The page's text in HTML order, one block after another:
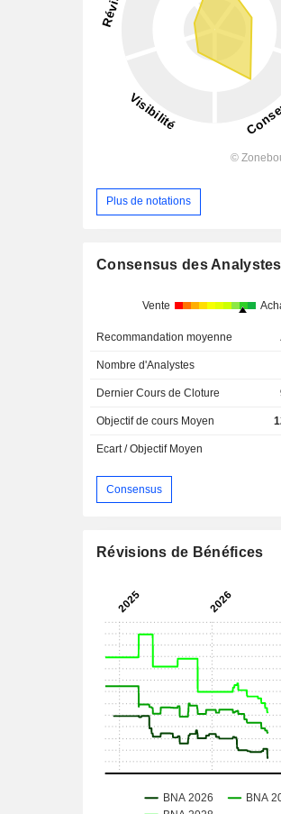
Plus de notations
Consensus des Analystes
Vente
Recommandation moyenne
Nombre d'Analystes
Dernier Cours de Cloture
Objectif de cours Moyen
Ecart / Objectif Moyen
Consensus
Révisions de Bénéfices